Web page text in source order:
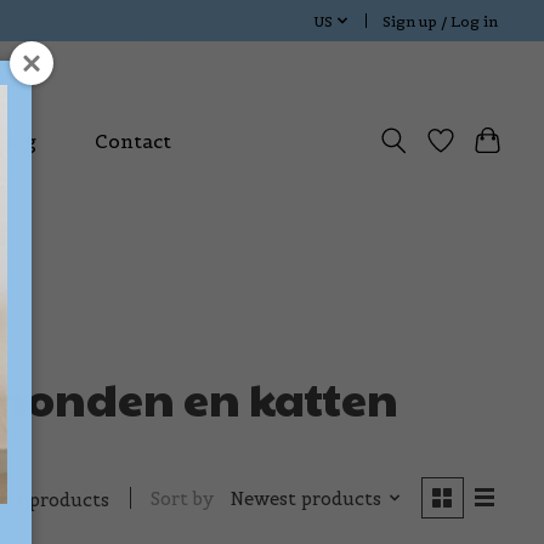
US Sign up / Log in
Contact
en katten
1 products Sort by Newest products